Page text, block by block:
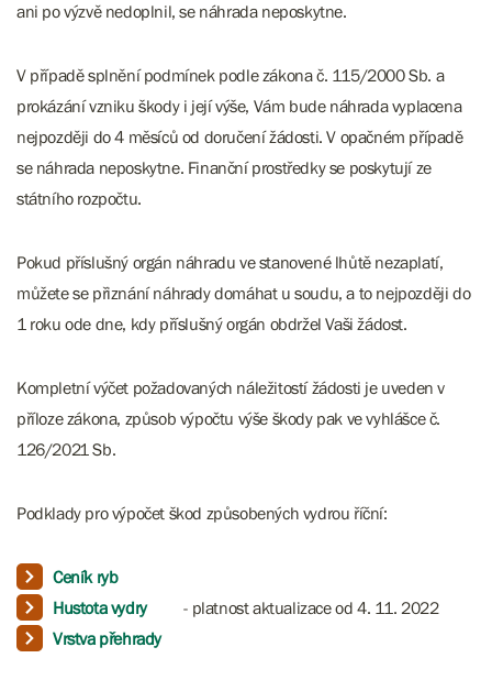
ani po výzvě nedoplnil, se náhrada neposkytne.
V případě splnění podmínek podle zákona č. 115/2000 Sb. a
prokázání vzniku škody i její výše, Vám bude náhrada vyplacena
nejpozději do 4 měsíců od doručení žádosti. V opačném případě
se náhrada neposkytne. Finanční prostředky se poskytují ze
státního rozpočtu.
Pokud příslušný orgán náhradu ve stanovené lhůtě nezaplatí,
můžete se přiznání náhrady domáhat u soudu, a to nejpozději do
1 roku ode dne, kdy příslušný orgán obdržel Vaši žádost.
Kompletní výčet požadovaných náležitostí žádosti je uveden v
příloze zákona, způsob výpočtu výše škody pak ve vyhlášce č.
126/2021 Sb.
Podklady pro výpočet škod způsobených vydrou říční:
Ceník ryb
Hustota vydry
- platnost aktualizace od 4. 11. 2022
Vrstva přehrady